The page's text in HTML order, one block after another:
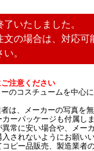
いたしました。
の場合は、対応可
。
注意ください
のコスチュームを中心
は、メーカーの写真を
ーパッケージも付属し
常に安い場合や、メー
されないようにお願いい
ピー品販売、製造業者